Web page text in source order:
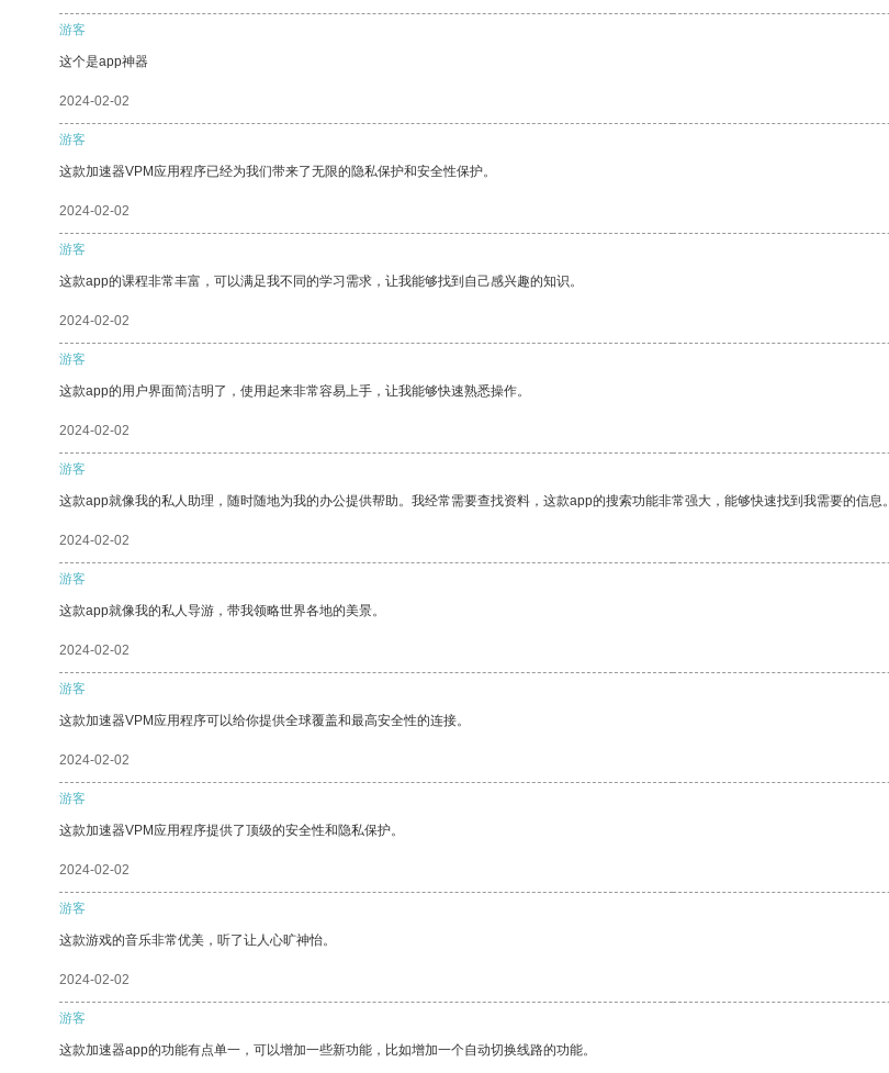
游客
这个是app神器
2024-02-02
游客
这款加速器VPM应用程序已经为我们带来了无限的隐私保护和安全性保护。
2024-02-02
游客
这款app的课程非常丰富，可以满足我不同的学习需求，让我能够找到自己感兴趣的知识。
2024-02-02
游客
这款app的用户界面简洁明了，使用起来非常容易上手，让我能够快速熟悉操作。
2024-02-02
游客
这款app就像我的私人助理，随时随地为我的办公提供帮助。我经常需要查找资料，这款app的搜索功能非常强大，能够快速找到我需要的信息。
2024-02-02
游客
这款app就像我的私人导游，带我领略世界各地的美景。
2024-02-02
游客
这款加速器VPM应用程序可以给你提供全球覆盖和最高安全性的连接。
2024-02-02
游客
这款加速器VPM应用程序提供了顶级的安全性和隐私保护。
2024-02-02
游客
这款游戏的音乐非常优美，听了让人心旷神怡。
2024-02-02
游客
这款加速器app的功能有点单一，可以增加一些新功能，比如增加一个自动切换线路的功能。